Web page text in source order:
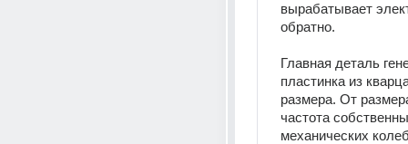
вырабатывает
обратно.
Главная деталь
пластинка из
размера. От
частота
механических